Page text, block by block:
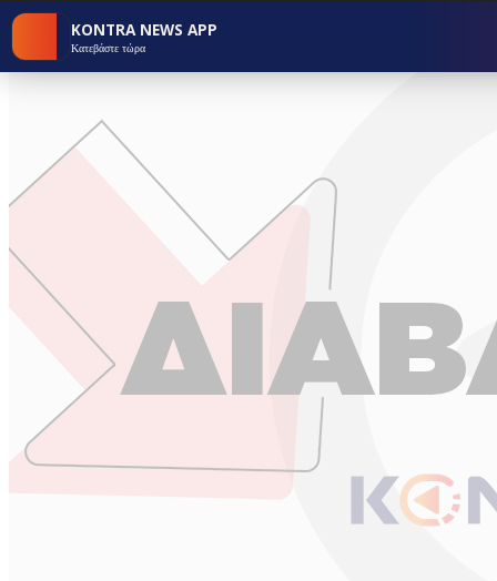
KONTRA NEWS APP
Κατεβάστε τώρα